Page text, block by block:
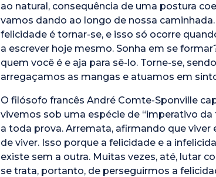
ao natural, consequência de uma postura
vamos dando ao longo de nossa
felicidade é tornar-se, e isso só ocorre
a escrever hoje mesmo. Sonha em se
quem você é e aja para sê-lo. Torne-se,
arregaçamos as mangas e atuamos em
O filósofo francês André Comte-Sponville
vivemos sob uma espécie de “imperativo
a toda prova. Arremata, afirmando que
de viver. Isso porque a felicidade e a
existe sem a outra. Muitas vezes, até, lutar
se trata, portanto, de perseguirmos a